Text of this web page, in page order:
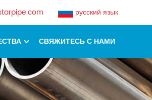
русский язык
СВЯЖИТЕСЬ С НАМИ